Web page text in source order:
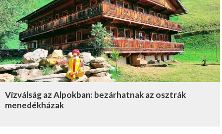
Vízválság az Alpokban: bezárhatnak az osztrák
menedékházak